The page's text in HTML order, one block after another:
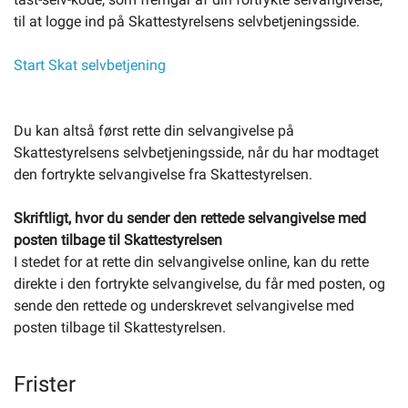
til at logge ind på Skattestyrelsens selvbetjeningsside.
Start Skat selvbetjening
Du kan altså først rette din selvangivelse på
Skattestyrelsens selvbetjeningsside, når du har modtaget
den fortrykte selvangivelse fra Skattestyrelsen.
Skriftligt, hvor du sender den rettede selvangivelse med
posten tilbage til Skattestyrelsen
I stedet for at rette din selvangivelse online, kan du rette
direkte i den fortrykte selvangivelse, du får med posten, og
sende den rettede og underskrevet selvangivelse med
posten tilbage til Skattestyrelsen.
Frister